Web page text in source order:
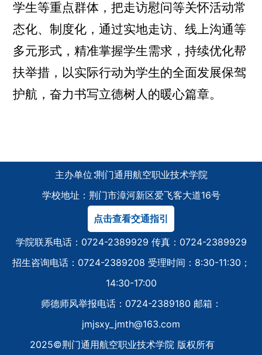
学生等重点群体，把走访慰问等关怀活动常
态化、制度化，通过实地走访、线上沟通等
多元形式，精准掌握学生需求，持续优化帮
扶举措，以实际行动为学生的全面发展保驾
护航，奋力书写立德树人的暖心篇章。
主办单位∶荆门通用航空职业技术学院
学校地址：荆门市漳河新区爱飞客大道16号
点击查看交通指引
学院联系电话：0724-2389929 传真：0724-2389929
招生咨询电话：0724-2389208 受理时间：8:30-11:30；
14:30-17:00
师德师风举报电话：0724-2389180 邮箱：
jmjsxy_jmth@163.com
2025©荆门通用航空职业技术学院 版权所有